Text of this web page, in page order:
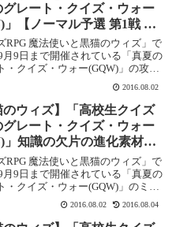
グレート・クイズ・ウォー
」【ノーマル予選 第1戦 高
トル】攻略情報！
RPG 魔法使いと黒猫のウィズ」で
月9日まで開催されている「真夏の
・クイズ・ウォー(GQW)」の攻略
。 ここでは【ノーマル予選 第1戦
トル】を攻略します。高校生クイ
のグレート・クイズ・ウ...
2016.08.02
のウィズ】「高校生クイズ
グレート・クイズ・ウォー
」知識の欠片の進化素材の
注意！
RPG 魔法使いと黒猫のウィズ」で
月9日まで開催されている「真夏の
・クイズ・ウォー(GQW)」のミニ
。知識の欠片の進化素材の表示に
回のミッションの中に、「知識の
もらえるミッションがあります...
2016.08.02 2016.08.04